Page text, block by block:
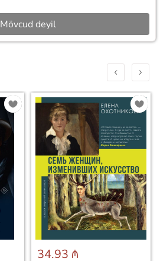
Mövcud deyil
34.93 ₼